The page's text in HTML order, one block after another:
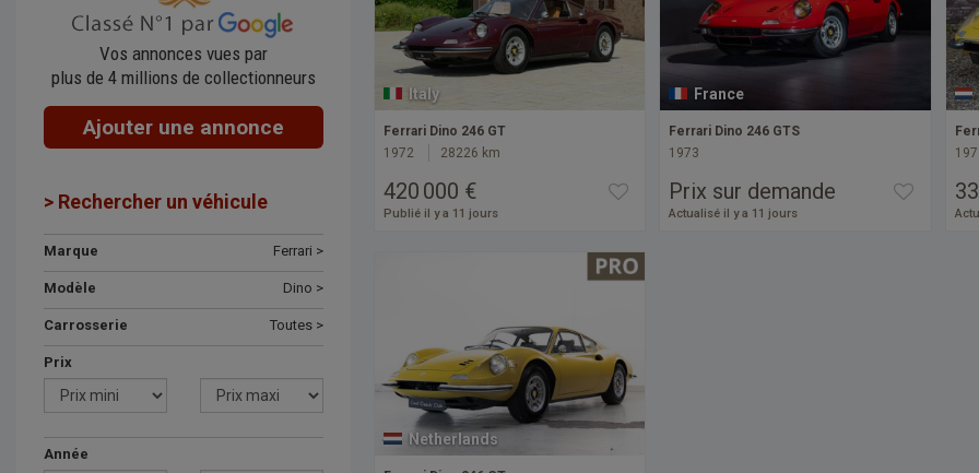
Vos annonces vues par
plus de 4 millions de collectionneurs
Ajouter une annonce
> Rechercher un véhicule
Marque Ferrari >
Modèle Dino >
Carrosserie Toutes >
Prix
Année
Italy
Ferrari Dino 246 GT
1972
28226 km
420 000 €
Publié il y a 11 jours
France
Ferrari Dino 246 GTS
1973
Prix sur demande
Actualisé il y a 11 jours
Netherlands